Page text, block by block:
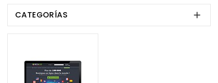
CATEGORÍAS 